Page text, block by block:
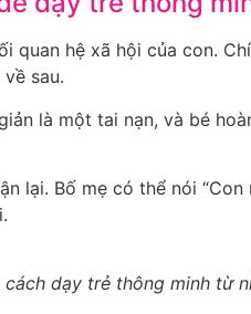
hệ xã hội của con.
sau.
là một tai nạn, và bé
Bố mẹ có thể nói “Con
dạy trẻ thông minh từ